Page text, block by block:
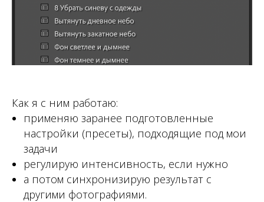
Как я с ним работаю:
применяю заранее подготовленные
настройки (пресеты), подходящие под мои
задачи
регулирую интенсивность, если нужно
а потом синхронизирую результат с
другими фотографиями.